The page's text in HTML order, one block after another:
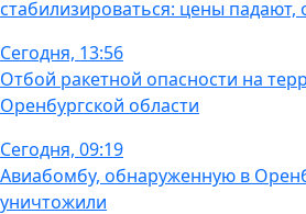
стабилизироваться: цены
Сегодня, 13:56
Отбой ракетной опасности на
Оренбургской области
Сегодня, 09:19
Авиабомбу, обнаруженную в
уничтожили